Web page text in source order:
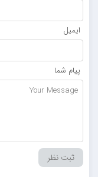
ایمیل
پیام شما